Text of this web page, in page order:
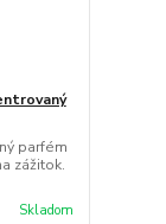
parfém
zážitok.
Skladom